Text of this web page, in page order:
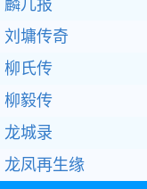
麟儿报
刘墉传奇
柳氏传
柳毅传
龙城录
龙凤再生缘